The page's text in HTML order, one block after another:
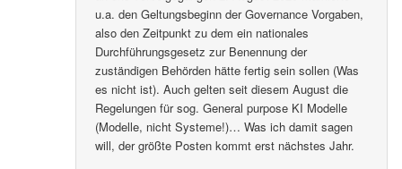
u.a. den Geltungsbeginn der Governance Vorgaben,
also den Zeitpunkt zu dem ein nationales
Durchführungsgesetz zur Benennung der
zuständigen Behörden hätte fertig sein sollen (Was
es nicht ist). Auch gelten seit diesem August die
Regelungen für sog. General purpose KI Modelle
(Modelle, nicht Systeme!)… Was ich damit sagen
will, der größte Posten kommt erst nächstes Jahr.